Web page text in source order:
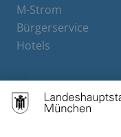
M-Strom
Bürgerservice
Hotels
Contact